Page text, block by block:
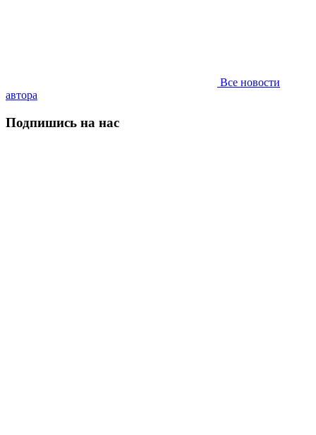
Все новости
автора
Подпишись на нас